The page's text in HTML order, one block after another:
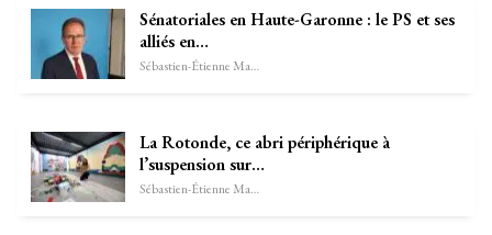
Sénatoriales en Haute-Garonne : le PS et ses
alliés en…
Sébastien-Étienne Marechal
La Rotonde, ce abri périphérique à
l’suspension sur…
Sébastien-Étienne Marechal